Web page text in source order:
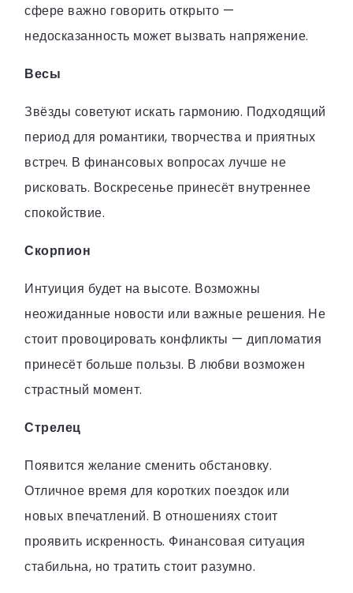
сфере важно говорить открыто —
недосказанность может вызвать напряжение.
Весы
Звёзды советуют искать гармонию. Подходящий
период для романтики, творчества и приятных
встреч. В финансовых вопросах лучше не
рисковать. Воскресенье принесёт внутреннее
спокойствие.
Скорпион
Интуиция будет на высоте. Возможны
неожиданные новости или важные решения. Не
стоит провоцировать конфликты — дипломатия
принесёт больше пользы. В любви возможен
страстный момент.
Стрелец
Появится желание сменить обстановку.
Отличное время для коротких поездок или
новых впечатлений. В отношениях стоит
проявить искренность. Финансовая ситуация
стабильна, но тратить стоит разумно.